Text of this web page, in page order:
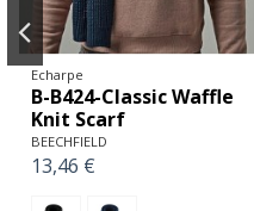
Echarpe
B-B424-Classic Waffle
Knit Scarf
BEECHFIELD
13,46 €